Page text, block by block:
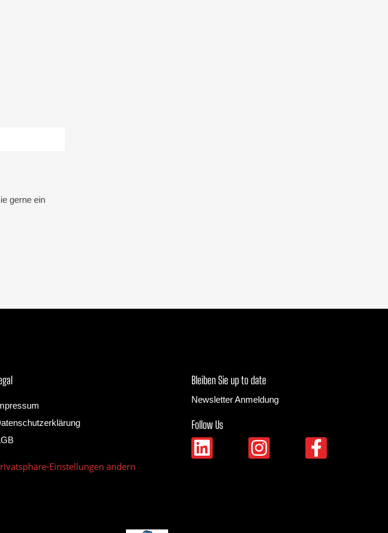
gerne ein
Einstellungen ändern
Bleiben Sie up to date
Newsletter Anmeldung
Follow Us
L
i
I
n
F
a